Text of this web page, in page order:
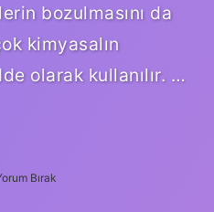
bozulmasını da
kimyasalın
olarak kullanılır. …
Bırak